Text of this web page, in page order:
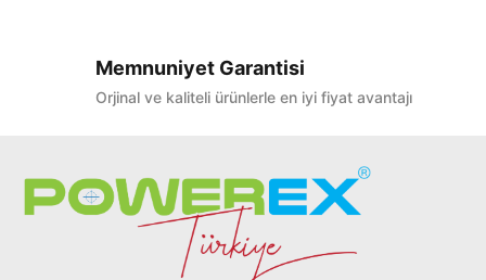
Memnuniyet Garantisi
Orjinal ve kaliteli ürünlerle en iyi fiyat avantajı